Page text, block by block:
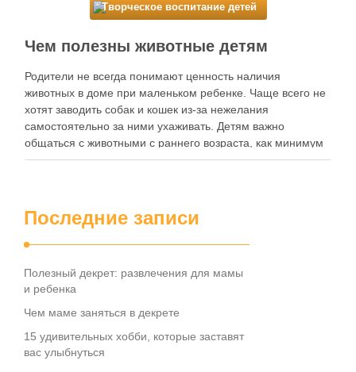
Spread the love
Творческое воспитание детей
Чем полезны животные детям
Родители не всегда понимают ценность наличия
животных в доме при маленьком ребенке. Чаще всего не
хотят заводить собак и кошек из-за нежелания
самостоятельно за ними ухаживать. Детям важно
общаться с животными с раннего возраста, как минимум
с полугода. Так как ребенок с детства приучается к
Spread the love
Последние записи
Полезный декрет: развлечения для мамы
и ребенка
Чем маме заняться в декрете
15 удивительных хобби, которые заставят
вас улыбнуться